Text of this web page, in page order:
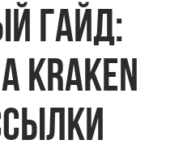
гайд:
Kraken